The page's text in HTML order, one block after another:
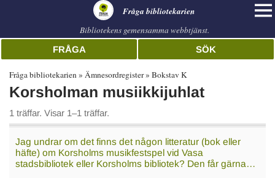
Fråga bibliotekarien
Bibliotekens gemensamma webbtjänst.
FRÅGA SÖK
Fråga bibliotekarien Ämnesordregister Bokstav K
Korsholman musiikkijuhlat
1 träffar. Visar 1–1 träffar.
Jag undrar om det finns det någon litteratur (bok eller
häfte) om Korsholms musikfestspel vid Vasa
stadsbibliotek eller Korsholms bibliotek? Den får gärna…